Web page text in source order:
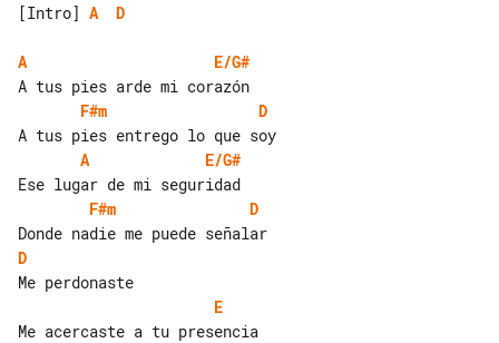
[Intro] A D
A
E/G#
F#m
D
A
E/G#
F#m
D
D
E